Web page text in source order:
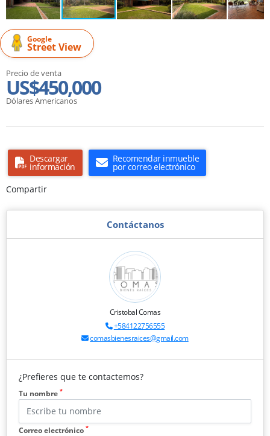
Google
Street View
Precio de venta
US$450,000
Dólares Americanos
Descargar
información
Recomendar inmueble
por correo electrónico
Compartir
Contáctanos
Cristobal Comas
+584122756555
comasbienesraices@gmail.com
¿Prefieres que te contactemos?
Tu nombre *
Correo electrónico *